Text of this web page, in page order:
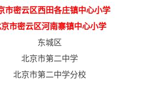
市密云区西田各庄镇中心小学
市密云区河南寨镇中心小学
东城区
北京市第二中学
北京市第二中学分校